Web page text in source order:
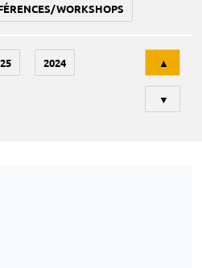
WORKSHOPS
2024 ▲
▼